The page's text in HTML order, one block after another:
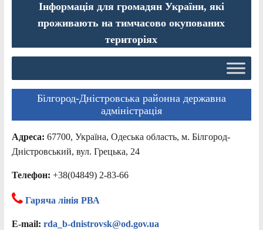
Інформація для громадян України, які
проживають на тимчасово окупованих
територіях
Білгород-Дністровська районна державна
адміністрація
Адреса: 67700, Україна, Одеська область, м. Білгород-
Дністровський, вул. Грецька, 24
Телефон: +38(04849) 2-83-66
Гаряча лінія РВА
E-mail: rda_b-dnistrovsk@od.gov.ua